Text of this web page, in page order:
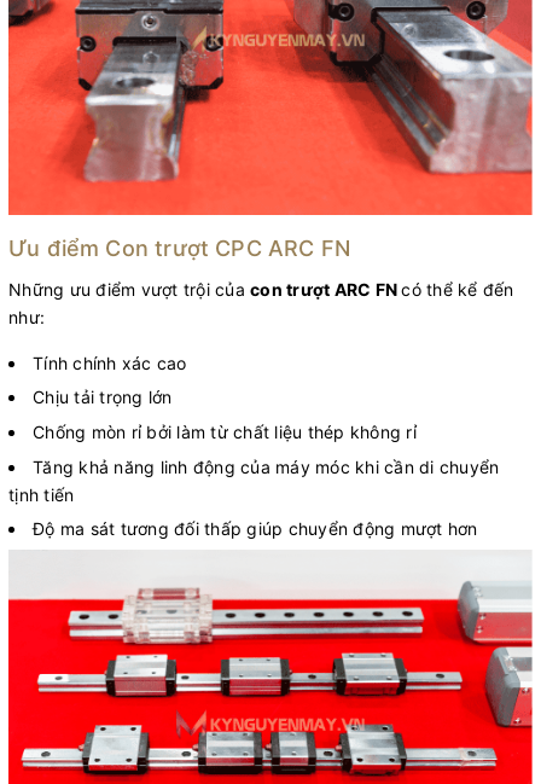
Ưu điểm Con trượt CPC ARC FN
Những ưu điểm vượt trội của con trượt ARC FNcó thể kể đến
như:
Tính chính xác cao
Chịu tải trọng lớn
Chống mòn rỉ bởi làm từ chất liệu thép không rỉ
Tăng khả năng linh động của máy móc khi cần di chuyển
tịnh tiến
Độ ma sát tương đối thấp giúp chuyển động mượt hơn